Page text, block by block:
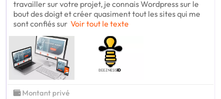
travailler sur votre projet, je connais Wordpress sur le
bout des doigt et créer quasiment tout les sites qui me
sont confiés sur Voir tout le texte
Montant privé